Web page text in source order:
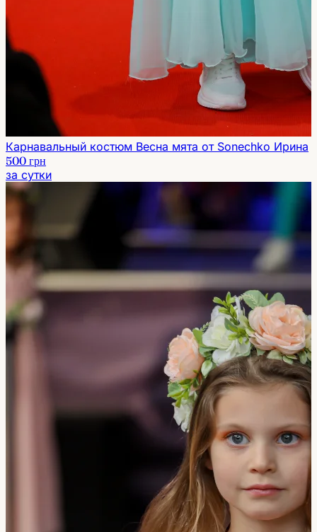
Карнавальный костюм Весна мята от Sonechko Ирина
500 грн
за сутки